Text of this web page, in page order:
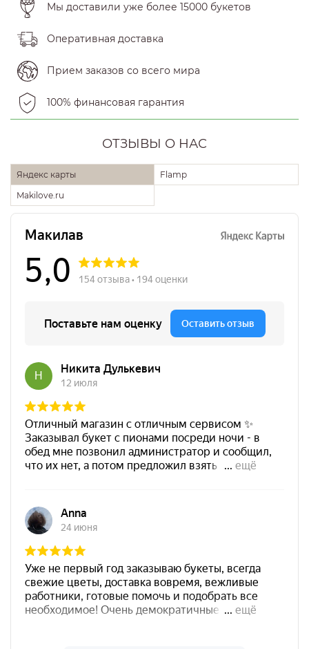
Мы доставили уже более 15000 букетов
Оперативная доставка
Прием заказов со всего мира
100% финансовая гарантия
ОТЗЫВЫ О НАС
Яндекс карты
Flamp
Makilove.ru